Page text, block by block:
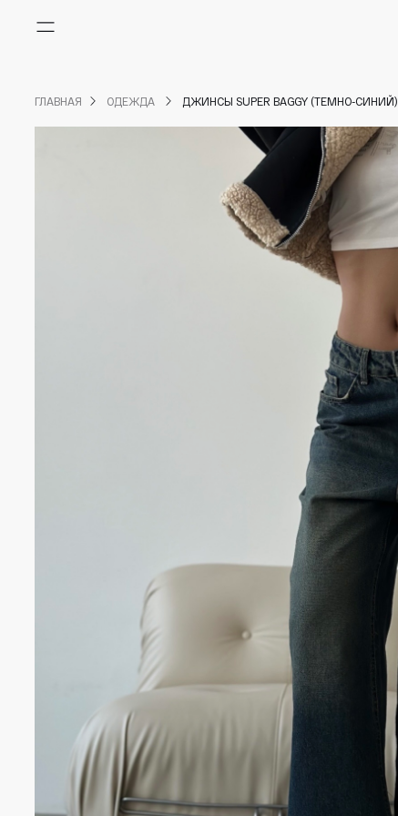
Меню
ГЛАВНАЯ ОДЕЖДА ДЖИНСЫ SUPER BAGGY (ТЕМНО-СИНИЙ)